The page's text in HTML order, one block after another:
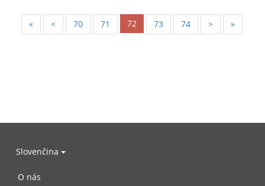
« < 70 71 72 73 74 > »
Slovenčina
O nás